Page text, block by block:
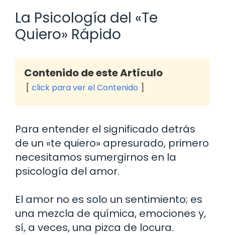
La Psicología del «Te
Quiero» Rápido
Contenido de este Artículo
click para ver el Contenido
Para entender el significado detrás
de un «te quiero» apresurado, primero
necesitamos sumergirnos en la
psicología del amor.
El amor no es solo un sentimiento; es
una mezcla de química, emociones y,
sí, a veces, una pizca de locura.